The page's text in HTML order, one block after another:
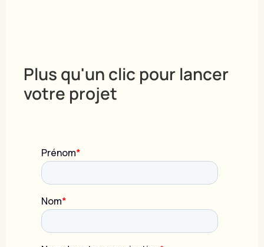
Plus qu'un clic pour lancer
votre projet